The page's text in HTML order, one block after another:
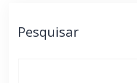
Pesquisar